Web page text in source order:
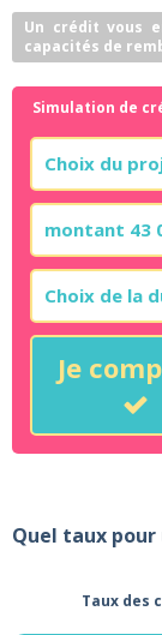
Un crédit vous
capacités de
Simulation de
Je
Quel taux pour
Taux des